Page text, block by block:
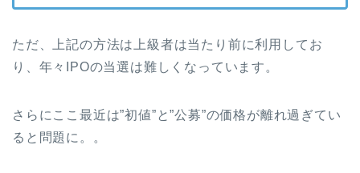
ただ、上記の方法は上級者は当たり前に利用してお
り、年々IPOの当選は難しくなっています。
さらにここ最近は”初値”と”公募”の価格が離れ過ぎてい
ると問題に。。